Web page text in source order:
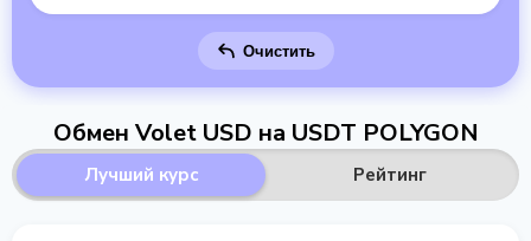
Очистить
Обмен Volet USD на USDT POLYGON
Лучший курс Рейтинг